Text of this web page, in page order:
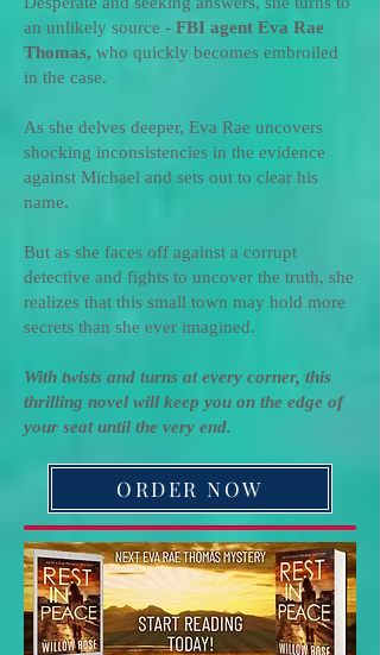
an unlikely source - FBI agent Eva Rae
Thomas, who quickly becomes embroiled
in the case.
As she delves deeper, Eva Rae uncovers
shocking inconsistencies in the evidence
against Michael and sets out to clear his
name.
But as she faces off against a corrupt
detective and fights to uncover the truth, she
realizes that this small town may hold more
secrets than she ever imagined.
With twists and turns at every corner, this
thrilling novel will keep you on the edge of
your seat until the very end.
ORDER NOW